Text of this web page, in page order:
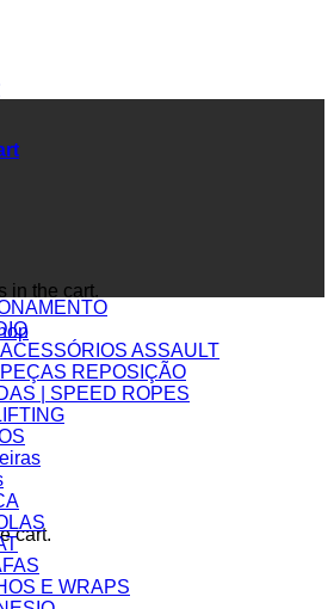
in the cart.
cart.
ACESSÓRIOS ASSAULT
PEÇAS REPOSIÇÃO
| SPEED ROPES
E WRAPS